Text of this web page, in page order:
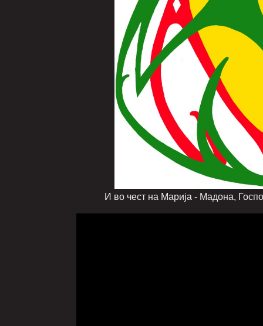
И во чест на Марија - Мадона, Господарка,